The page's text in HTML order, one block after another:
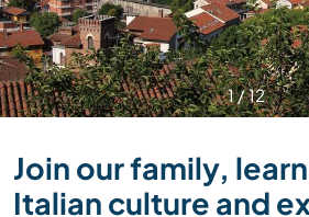
1/12
Join our family,
Italian culture and